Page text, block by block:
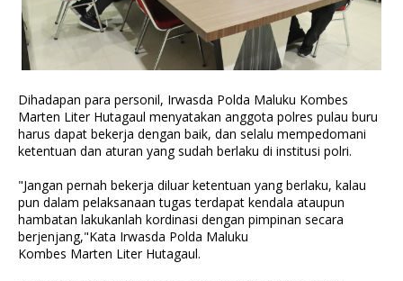
Dihadapan para personil, Irwasda Polda Maluku Kombes
Marten Liter Hutagaul menyatakan anggota polres pulau buru
harus dapat bekerja dengan baik, dan selalu mempedomani
ketentuan dan aturan yang sudah berlaku di institusi polri.
"Jangan pernah bekerja diluar ketentuan yang berlaku, kalau
pun dalam pelaksanaan tugas terdapat kendala ataupun
hambatan lakukanlah kordinasi dengan pimpinan secara
berjenjang,"Kata Irwasda Polda Maluku
Kombes Marten Liter Hutagaul.